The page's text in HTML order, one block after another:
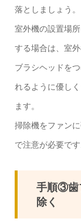
落としましょう。
室外機の設置場
する場合は、室
ブラシヘッドを
れるように優し
ます。
掃除機をファン
で注意が必要です
手順③歯
除く